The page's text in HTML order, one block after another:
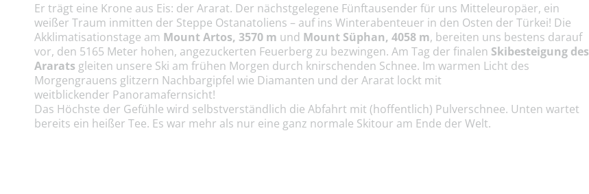
Er trägt eine Krone aus Eis: der Ararat. Der nächstgelegene Fünftausender für uns Mitteleuropäer, ein
weißer Traum inmitten der Steppe Ostanatoliens – auf ins Winterabenteuer in den Osten der Türkei! Die
Akklimatisationstage am Mount Artos, 3570 m und Mount Süphan, 4058 m, bereiten uns bestens darauf
vor, den 5165 Meter hohen, angezuckerten Feuerberg zu bezwingen. Am Tag der finalen Skibesteigung des
Ararats gleiten unsere Ski am frühen Morgen durch knirschenden Schnee. Im warmen Licht des
Morgengrauens glitzern Nachbargipfel wie Diamanten und der Ararat lockt mit
weitblickender Panoramafernsicht!
Das Höchste der Gefühle wird selbstverständlich die Abfahrt mit (hoffentlich) Pulverschnee. Unten wartet
bereits ein heißer Tee. Es war mehr als nur eine ganz normale Skitour am Ende der Welt.